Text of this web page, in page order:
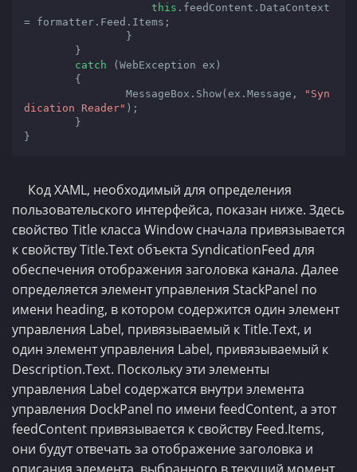
this .feedContent.DataContext
= formatter.Feed.Items;
catch (WebException ex)
                MessageBox.Show(ex.Message,
"Syn
dication Reader" );
}
Код XAML, необходимый для определения
пользовательского интерфейса, показан ниже. Здесь
свойство Title класса Window сначала привязывается
к свойству Title.Text объекта SyndicationFeed для
обеспечения отображения заголовка канала. Далее
определяется элемент управления StackPanel по
имени heading, в котором содержится один элемент
управления Label, привязываемый к Title.Text, и
один элемент управления Label, привязываемый к
Description.Text. Поскольку эти элементы
управления Label содержатся внутри элемента
управления DockPanel по имени feedContent, а этот
feedContent привязывается к свойству Feed.Items,
они будут отвечать за отображение заголовка и